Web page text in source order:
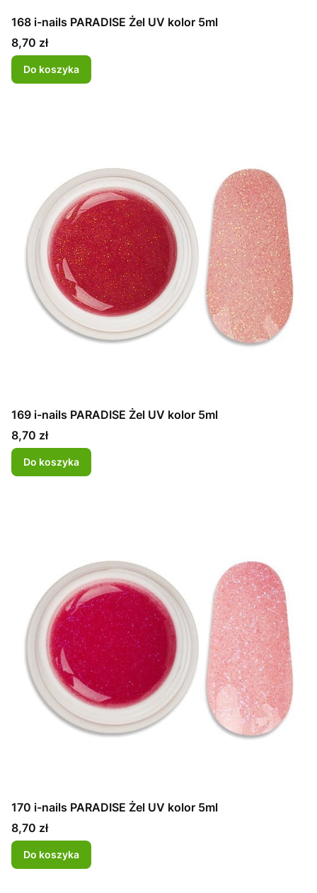
168 i-nails PARADISE Żel UV kolor 5ml
Cena
8,70 zł
Do koszyka
169 i-nails PARADISE Żel UV kolor 5ml
Cena
8,70 zł
Do koszyka
170 i-nails PARADISE Żel UV kolor 5ml
Cena
8,70 zł
Do koszyka